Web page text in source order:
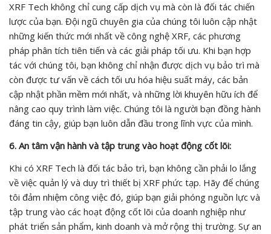
XRF Tech không chỉ cung cấp dịch vụ mà còn là đối tác chiến
lược của bạn. Đội ngũ chuyên gia của chúng tôi luôn cập nhật
những kiến thức mới nhất về công nghệ XRF, các phương
pháp phân tích tiên tiến và các giải pháp tối ưu. Khi bạn hợp
tác với chúng tôi, bạn không chỉ nhận được dịch vụ bảo trì mà
còn được tư vấn về cách tối ưu hóa hiệu suất máy, các bản
cập nhật phần mềm mới nhất, và những lời khuyên hữu ích để
nâng cao quy trình làm việc. Chúng tôi là người bạn đồng hành
đáng tin cậy, giúp bạn luôn dẫn đầu trong lĩnh vực của mình.
6. An tâm vận hành và tập trung vào hoạt động cốt lõi:
Khi có XRF Tech là đối tác bảo trì, bạn không cần phải lo lắng
về việc quản lý và duy trì thiết bị XRF phức tạp. Hãy để chúng
tôi đảm nhiệm công việc đó, giúp bạn giải phóng nguồn lực và
tập trung vào các hoạt động cốt lõi của doanh nghiệp như
phát triển sản phẩm, kinh doanh và mở rộng thị trường. Sự an